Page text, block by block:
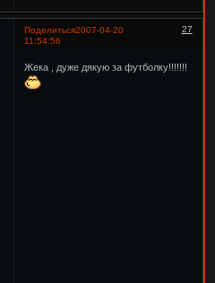
Поделиться 27
2007-04-20
11:54:56
Жека , дуже дякую за футболку!!!!!!!